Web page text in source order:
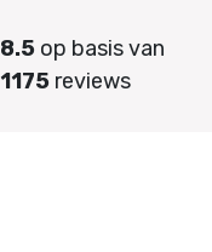
8.5op basis van
1175reviews